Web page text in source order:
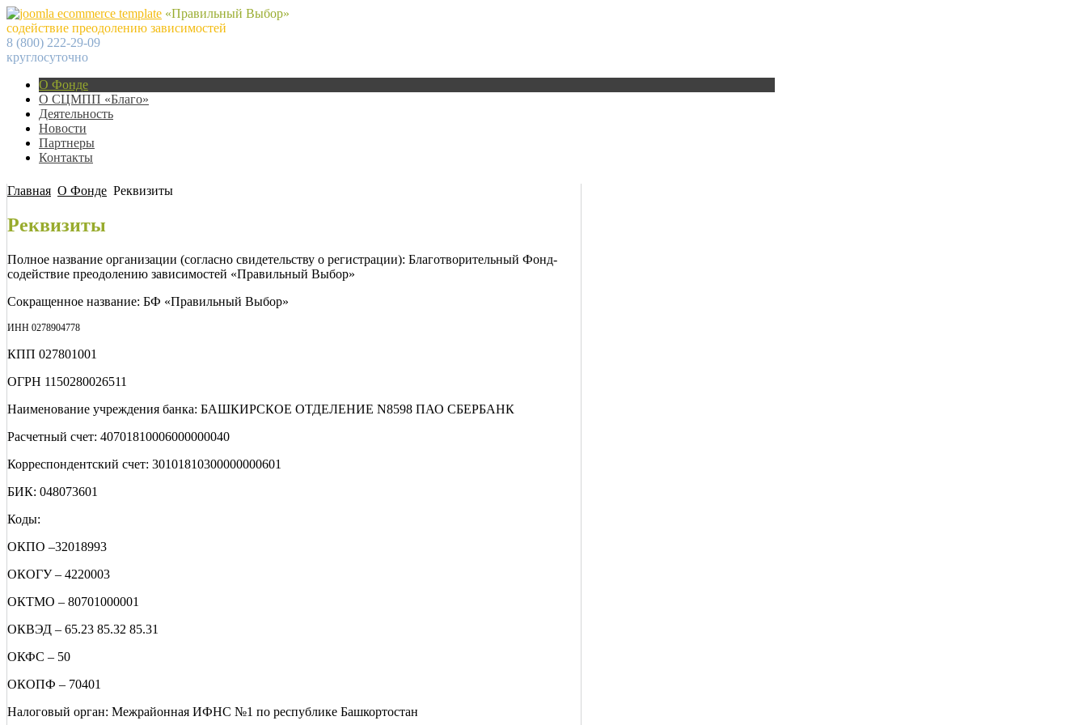
«Правильный Выбор»
содействие преодолению зависимостей
8 (800) 222-29-09
круглосуточно
О Фонде
О СЦМПП «Благо»
Деятельность
Новости
Партнеры
Контакты
Главная О Фонде Реквизиты
Реквизиты
Полное название организации (согласно свидетельству о регистрации): Благотворительный Фонд-
содействие преодолению зависимостей «Правильный Выбор»
Сокращенное название: БФ «Правильный Выбор»
ИНН 0278904778
КПП 027801001
ОГРН 1150280026511
Наименование учреждения банка: БАШКИРСКОЕ ОТДЕЛЕНИЕ N8598 ПАО СБЕРБАНК
Расчетный счет: 40701810006000000040
Корреспондентский счет: 30101810300000000601
БИК: 048073601
Коды:
ОКПО –32018993
ОКОГУ – 4220003
ОКТМО – 80701000001
ОКВЭД – 65.23 85.32 85.31
ОКФС – 50
ОКОПФ – 70401
Налоговый орган: Межрайонная ИФНС №1 по республике Башкортостан